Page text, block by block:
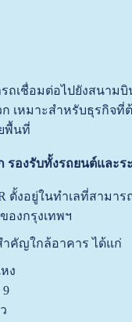
ถเชื่อมต่อไปยังสนาม
ก เหมาะสำหรับธุรกิจที่
พื้นที่
รองรับทั้งรถยนต์และร
ตั้งอยู่ในทำเลที่สามาร
องกรุงเทพฯ
คัญใกล้อาคาร ได้แก่
ง